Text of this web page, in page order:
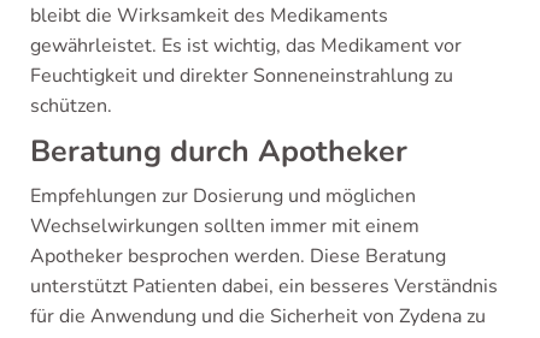
bleibt die Wirksamkeit des Medikaments
gewährleistet. Es ist wichtig, das Medikament vor
Feuchtigkeit und direkter Sonneneinstrahlung zu
schützen.
Beratung durch Apotheker
Empfehlungen zur Dosierung und möglichen
Wechselwirkungen sollten immer mit einem
Apotheker besprochen werden. Diese Beratung
unterstützt Patienten dabei, ein besseres Verständnis
für die Anwendung und die Sicherheit von Zydena zu